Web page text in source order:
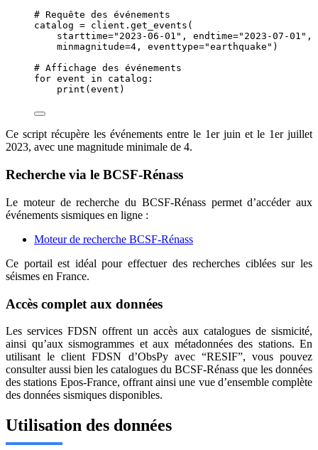
# Requête des événements
catalog = client. get_events (
starttime=" 2023-06-01 " , endtime=" 2023-07-01 " ,
minmagnitude=4 , eventtype="earthquake " )
# Affichage des événements
for event in catalog:
print ( event )
Ce script récupère les événements entre le 1er juin et le 1er juillet
2023, avec une magnitude minimale de 4.
Recherche via le BCSF-Rénass
Le moteur de recherche du BCSF-Rénass permet d’accéder aux
événements sismiques en ligne :
Moteur de recherche BCSF-Rénass
Ce portail est idéal pour effectuer des recherches ciblées sur les
séismes en France.
Accès complet aux données
Les services FDSN offrent un accès aux catalogues de sismicité,
ainsi qu’aux sismogrammes et aux métadonnées des stations. En
utilisant le client FDSN d’ObsPy avec “RESIF”, vous pouvez
consulter aussi bien les catalogues du BCSF-Rénass que les données
des stations Epos-France, offrant ainsi une vue d’ensemble complète
des données sismiques disponibles.
Utilisation des données